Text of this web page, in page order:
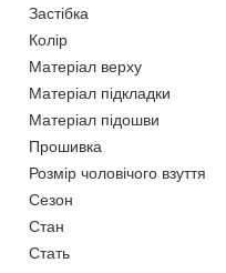
Застібка
Колір
Матеріал верху
Матеріал підкладки
Матеріал підошви
Прошивка
Розмір чоловічого взуття
Сезон
Стан
Стать